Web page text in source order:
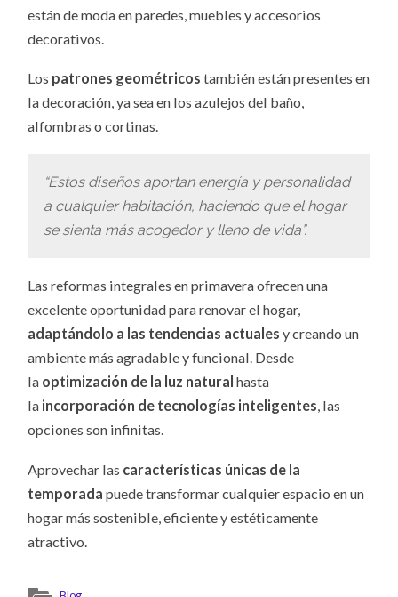
están de moda en paredes, muebles y accesorios
decorativos.
Los patrones geométricos también están presentes en
la decoración, ya sea en los azulejos del baño,
alfombras o cortinas.
“Estos diseños aportan energía y personalidad
a cualquier habitación, haciendo que el hogar
se sienta más acogedor y lleno de vida”.
Las reformas integrales en primavera ofrecen una
excelente oportunidad para renovar el hogar,
adaptándolo a las tendencias actuales y creando un
ambiente más agradable y funcional. Desde
la optimización de la luz natural hasta
la incorporación de tecnologías inteligentes, las
opciones son infinitas.
Aprovechar las características únicas de la
temporada puede transformar cualquier espacio en un
hogar más sostenible, eficiente y estéticamente
atractivo.